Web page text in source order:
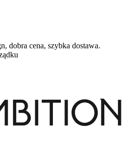
dobra cena, szybka dostawa.